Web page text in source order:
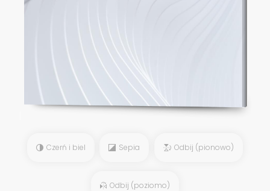
Czerń i biel Sepia Odbij (pionowo)
Odbij (poziomo)